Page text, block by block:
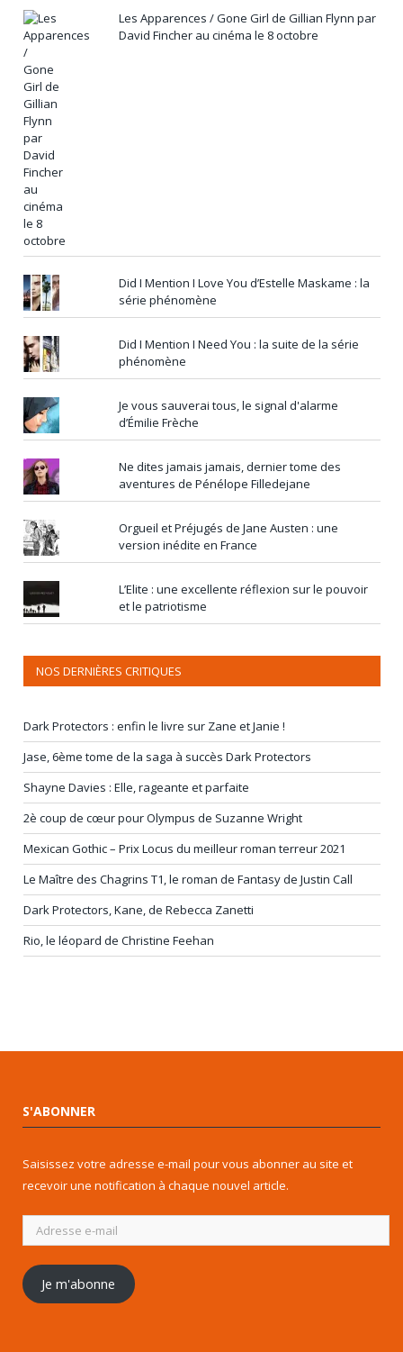
Les Apparences / Gone Girl de Gillian Flynn par
David Fincher au cinéma le 8 octobre
Did I Mention I Love You d’Estelle Maskame : la
série phénomène
Did I Mention I Need You : la suite de la série
phénomène
Je vous sauverai tous, le signal d'alarme
d’Émilie Frèche
Ne dites jamais jamais, dernier tome des
aventures de Pénélope Filledejane
Orgueil et Préjugés de Jane Austen : une
version inédite en France
L’Elite : une excellente réflexion sur le pouvoir
et le patriotisme
NOS DERNIÈRES CRITIQUES
Dark Protectors : enfin le livre sur Zane et Janie !
Jase, 6ème tome de la saga à succès Dark Protectors
Shayne Davies : Elle, rageante et parfaite
2è coup de cœur pour Olympus de Suzanne Wright
Mexican Gothic – Prix Locus du meilleur roman terreur 2021
Le Maître des Chagrins T1, le roman de Fantasy de Justin Call
Dark Protectors, Kane, de Rebecca Zanetti
Rio, le léopard de Christine Feehan
S'ABONNER
Saisissez votre adresse e-mail pour vous abonner au site et
recevoir une notification à chaque nouvel article.
Adresse
e-
mail
Je m'abonne